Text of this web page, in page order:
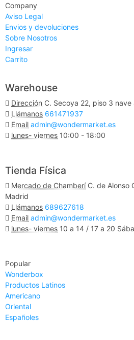
Company
Aviso Legal
Envios y devoluciones
Sobre Nosotros
Ingresar
Carrito
Warehouse
Dirección C. Secoya 22, piso 3
Llámanos 661471937
Email admin@wondermarket.es
lunes- viernes 10:00 - 18:00
Tienda Física
Mercado de Chamberí C. de Alonso
Madrid
Llámanos 689627618
Email admin@wondermarket.es
lunes- viernes 10 a 14 / 17 a 20
Popular
Wonderbox
Productos Latinos
Americano
Oriental
Españoles